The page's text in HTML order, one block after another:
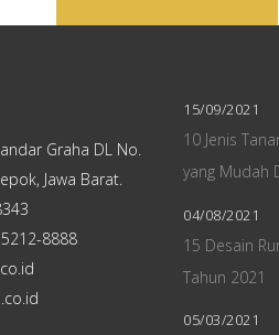
Graha DL No.
Jawa Barat.
8888
15/09/2021
10 Jenis
yang Mudah
04/08/2021
15 Desain
Tahun 2021
05/03/2021